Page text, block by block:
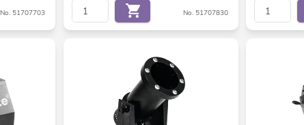
No. 51707703 No. 51707830